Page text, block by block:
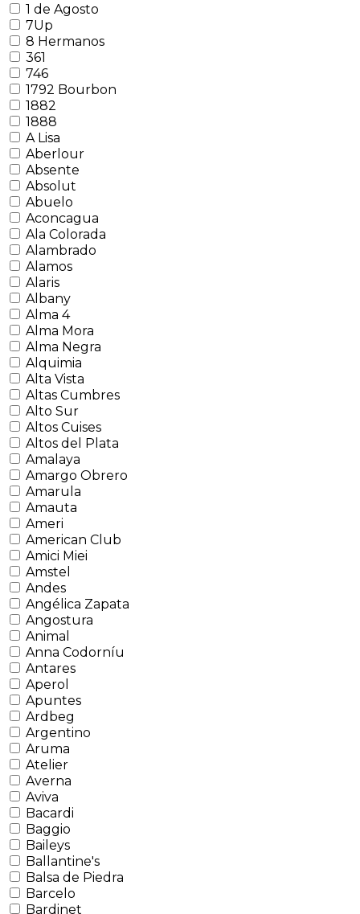
1 de Agosto
7Up
8 Hermanos
361
746
1792 Bourbon
1882
1888
A Lisa
Aberlour
Absente
Absolut
Abuelo
Aconcagua
Ala Colorada
Alambrado
Alamos
Alaris
Albany
Alma 4
Alma Mora
Alma Negra
Alquimia
Alta Vista
Altas Cumbres
Alto Sur
Altos Cuises
Altos del Plata
Amalaya
Amargo Obrero
Amarula
Amauta
Ameri
American Club
Amici Miei
Amstel
Andes
Angélica Zapata
Angostura
Animal
Anna Codorníu
Antares
Aperol
Apuntes
Ardbeg
Argentino
Aruma
Atelier
Averna
Aviva
Bacardi
Baggio
Baileys
Ballantine's
Balsa de Piedra
Barcelo
Bardinet